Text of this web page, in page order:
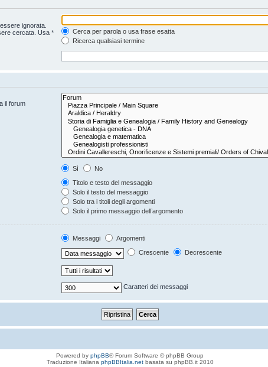
ignorata.
cercata. Usa *
Cerca per parola o usa frase esatta
Ricerca qualsiasi termine
il forum
Sì
No
Titolo e testo del messaggio
Solo il testo del messaggio
Solo tra i titoli degli argomenti
Solo il primo messaggio dell’argomento
Messaggi
Argomenti
Crescente Decrescente
Caratteri dei messaggi
Powered by phpBB® Forum Software © phpBB Group
Traduzione Italiana phpBBItalia.netbasata su phpBB.it 2010